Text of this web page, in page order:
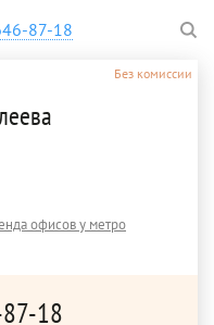
87-18
Без комиссии
офисов у метро
18